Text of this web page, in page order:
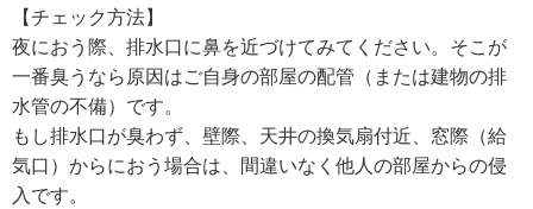
【チェック方法】
夜におう際、排水口に鼻を近づけてみてください。そこが
一番臭うなら原因はご自身の部屋の配管（または建物の排
水管の不備）です。
もし排水口が臭わず、壁際、天井の換気扇付近、窓際（給
気口）からにおう場合は、間違いなく他人の部屋からの侵
入です。